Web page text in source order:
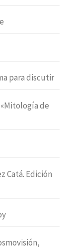
para discutir
de
Catá. Edición